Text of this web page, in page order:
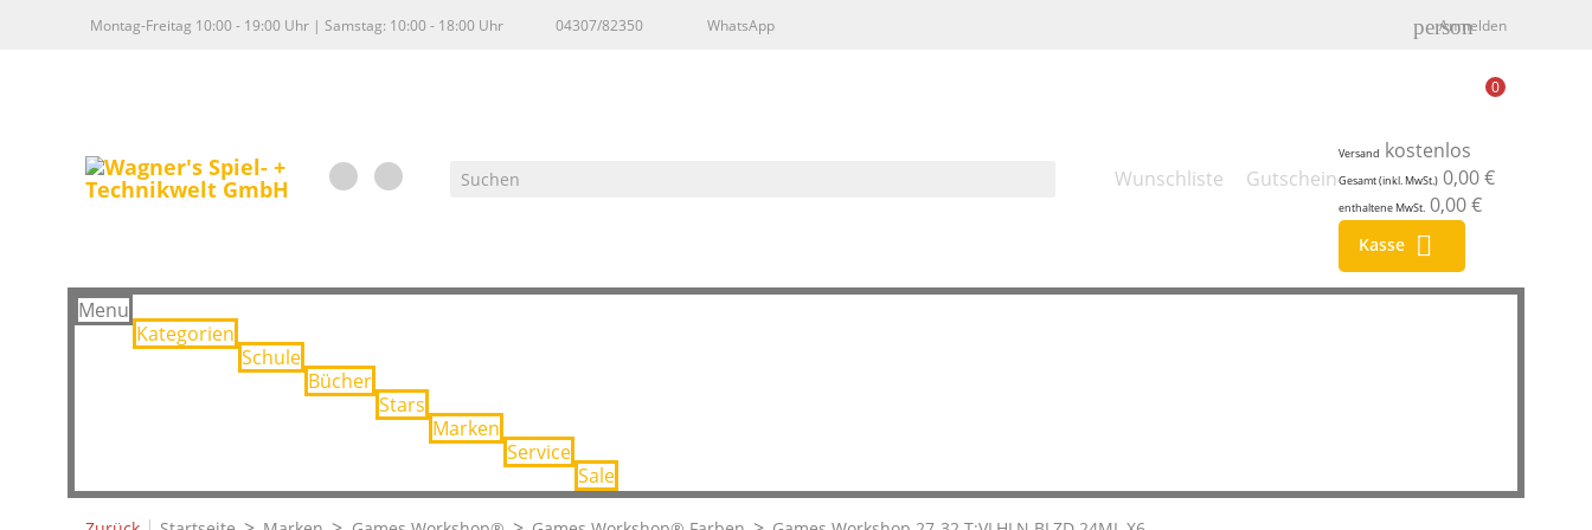
Montag-Freitag 10:00 - 19:00 Uhr | Samstag: 10:00 - 18:00 Uhr 04307/82350 WhatsApp person
Anmelden
Wunschliste Gutschein
0
Versand kostenlos
Gesamt (inkl. MwSt.) 0,00 €
enthaltene MwSt. 0,00 €
Kasse 
Menu
Kategorien
Schule
Bücher
Stars
Marken
Service
Sale